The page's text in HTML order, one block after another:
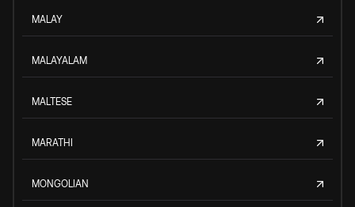
MALAY
MALAYALAM
MALTESE
MARATHI
MONGOLIAN